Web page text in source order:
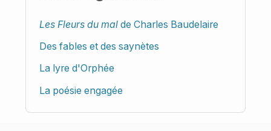
Les Fleurs du mal de Charles Baudelaire
Des fables et des saynètes
La lyre d'Orphée
La poésie engagée